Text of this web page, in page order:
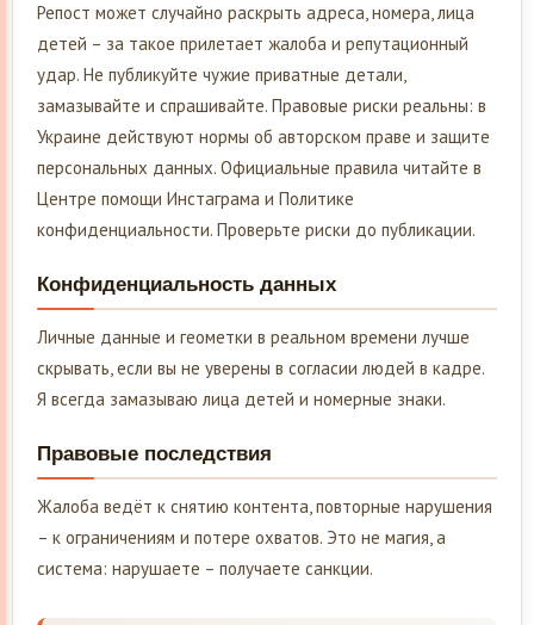
Репост может случайно раскрыть адреса, номера, лица
детей – за такое прилетает жалоба и репутационный
удар. Не публикуйте чужие приватные детали,
замазывайте и спрашивайте. Правовые риски реальны: в
Украине действуют нормы об авторском праве и защите
персональных данных. Официальные правила читайте в
Центре помощи Инстаграма и Политике
конфиденциальности. Проверьте риски до публикации.
Конфиденциальность данных
Личные данные и геометки в реальном времени лучше
скрывать, если вы не уверены в согласии людей в кадре.
Я всегда замазываю лица детей и номерные знаки.
Правовые последствия
Жалоба ведёт к снятию контента, повторные нарушения
– к ограничениям и потере охватов. Это не магия, а
система: нарушаете – получаете санкции.